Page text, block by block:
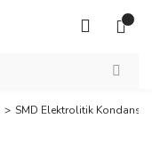
SMD Elektrolitik